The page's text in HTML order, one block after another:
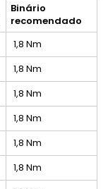
Binário
recomendado
1,8 Nm
1,8 Nm
1,8 Nm
1,8 Nm
1,8 Nm
1,8 Nm